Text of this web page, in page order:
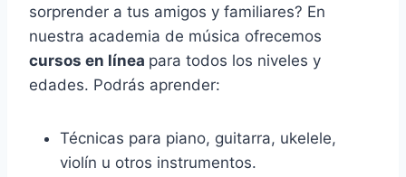
sorprender a tus amigos y familiares? En
nuestra academia de música ofrecemos
cursos en línea para todos los niveles y
edades. Podrás aprender:
Técnicas para piano, guitarra, ukelele,
violín u otros instrumentos.